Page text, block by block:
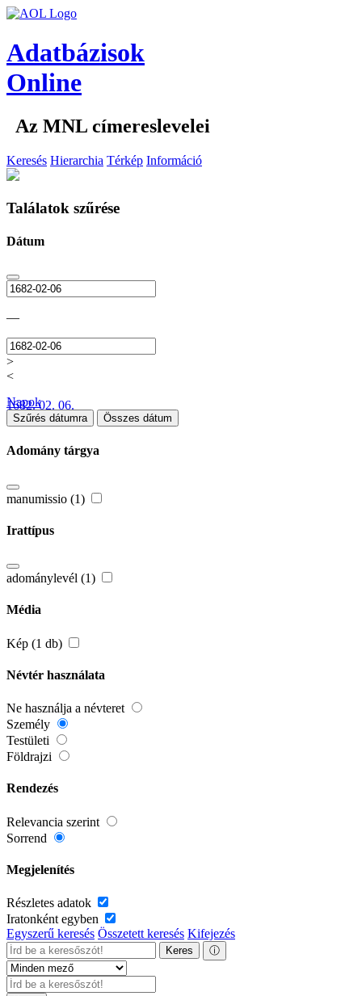
Adatbázisok
Online
Az MNL címereslevelei
Keresés Hierarchia Térkép Információ
Találatok szűrése
Dátum
—
>
<
1682. 02. 06.
Napok
Szűrés dátumra Összes dátum
Adomány tárgya
manumissio (1)
Irattípus
adománylevél (1)
Média
Kép (1 db)
Névtér használata
Ne használja a névteret
Személy
Testületi
Földrajzi
Rendezés
Relevancia szerint
Sorrend
Megjelenítés
Részletes adatok
Iratonként egyben
Egyszerű keresés Összetett keresés Kifejezés
Keres ⓘ